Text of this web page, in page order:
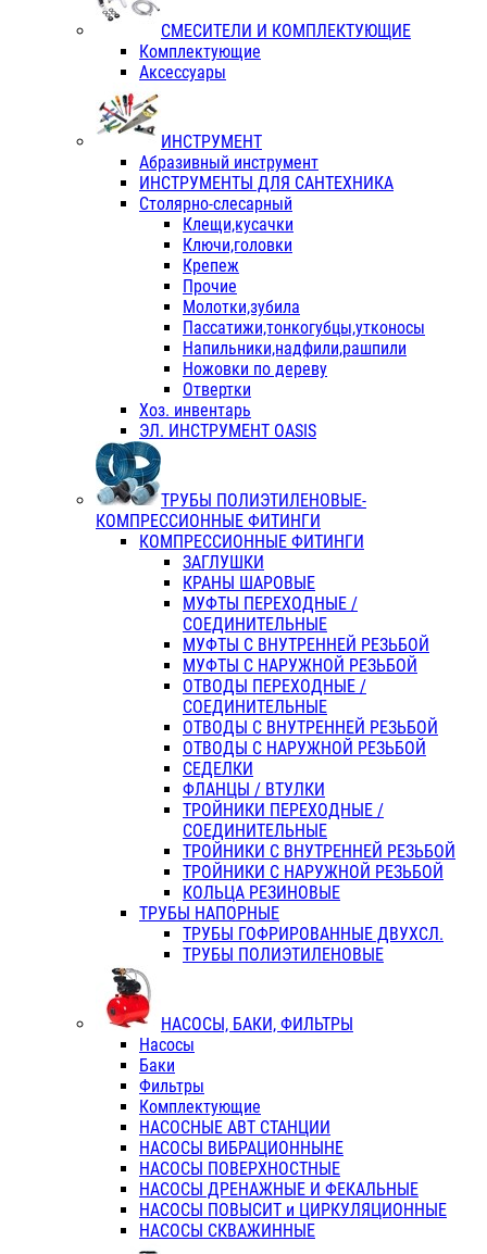
СМЕСИТЕЛИ И КОМПЛЕКТУЮЩИЕ
Комплектующие
Аксессуары
ИНСТРУМЕНТ
Абразивный инструмент
ИНСТРУМЕНТЫ ДЛЯ САНТЕХНИКА
Столярно-слесарный
Клещи,кусачки
Ключи,головки
Крепеж
Прочие
Молотки,зубила
Пассатижи,тонкогубцы,утконосы
Напильники,надфили,рашпили
Ножовки по дереву
Отвертки
Хоз. инвентарь
ЭЛ. ИНСТРУМЕНТ OASIS
ТРУБЫ ПОЛИЭТИЛЕНОВЫЕ-
КОМПРЕССИОННЫЕ ФИТИНГИ
КОМПРЕССИОННЫЕ ФИТИНГИ
ЗАГЛУШКИ
КРАНЫ ШАРОВЫЕ
МУФТЫ ПЕРЕХОДНЫЕ /
СОЕДИНИТЕЛЬНЫЕ
МУФТЫ С ВНУТРЕННЕЙ РЕЗЬБОЙ
МУФТЫ С НАРУЖНОЙ РЕЗЬБОЙ
ОТВОДЫ ПЕРЕХОДНЫЕ /
СОЕДИНИТЕЛЬНЫЕ
ОТВОДЫ С ВНУТРЕННЕЙ РЕЗЬБОЙ
ОТВОДЫ С НАРУЖНОЙ РЕЗЬБОЙ
СЕДЕЛКИ
ФЛАНЦЫ / ВТУЛКИ
ТРОЙНИКИ ПЕРЕХОДНЫЕ /
СОЕДИНИТЕЛЬНЫЕ
ТРОЙНИКИ С ВНУТРЕННЕЙ РЕЗЬБОЙ
ТРОЙНИКИ С НАРУЖНОЙ РЕЗЬБОЙ
КОЛЬЦА РЕЗИНОВЫЕ
ТРУБЫ НАПОРНЫЕ
ТРУБЫ ГОФРИРОВАННЫЕ ДВУХСЛ.
ТРУБЫ ПОЛИЭТИЛЕНОВЫЕ
НАСОСЫ, БАКИ, ФИЛЬТРЫ
Насосы
Баки
Фильтры
Комплектующие
НАСОСНЫЕ АВТ СТАНЦИИ
НАСОСЫ ВИБРАЦИОННЫНЕ
НАСОСЫ ПОВЕРХНОСТНЫЕ
НАСОСЫ ДРЕНАЖНЫЕ И ФЕКАЛЬНЫЕ
НАСОСЫ ПОВЫСИТ и ЦИРКУЛЯЦИОННЫЕ
НАСОСЫ СКВАЖИННЫЕ